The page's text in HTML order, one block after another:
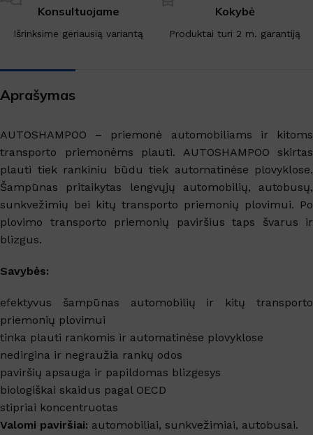
Konsultuojame
Išrinksime geriausią variantą
Kokybė
Produktai turi 2 m. garantiją
Aprašymas
AUTOSHAMPOO – priemonė automobiliams ir kitoms
transporto priemonėms plauti. AUTOSHAMPOO skirtas
plauti tiek rankiniu būdu tiek automatinėse plovyklose.
Šampūnas pritaikytas lengvųjų automobilių, autobusų,
sunkvežimių bei kitų transporto priemonių plovimui. Po
plovimo transporto priemonių paviršius taps švarus ir
blizgus.
Savybės:
efektyvus šampūnas automobilių ir kitų transporto
priemonių plovimui
tinka plauti rankomis ir automatinėse plovyklose
nedirgina ir negraužia rankų odos
paviršių apsauga ir papildomas blizgesys
biologiškai skaidus pagal OECD
stipriai koncentruotas
Valomi paviršiai: automobiliai, sunkvežimiai, autobusai.